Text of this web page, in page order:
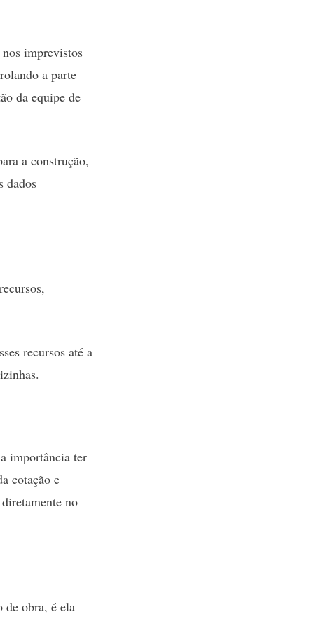
imprevistos
a parte
da equipe de
a construção,
dados
recursos até a
importância ter
cotação e
no
de obra, é ela